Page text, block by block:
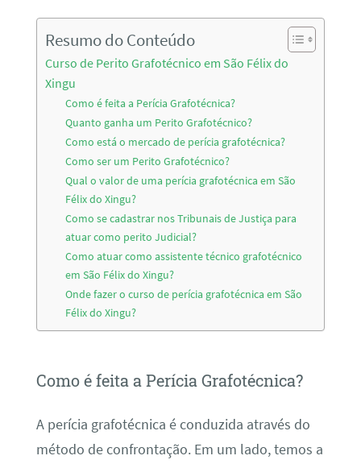
Resumo do Conteúdo
Curso de Perito Grafotécnico em São Félix do
Xingu
Como é feita a Perícia Grafotécnica?
Quanto ganha um Perito Grafotécnico?
Como está o mercado de perícia grafotécnica?
Como ser um Perito Grafotécnico?
Qual o valor de uma perícia grafotécnica em São
Félix do Xingu?
Como se cadastrar nos Tribunais de Justiça para
atuar como perito Judicial?
Como atuar como assistente técnico grafotécnico
em São Félix do Xingu?
Onde fazer o curso de perícia grafotécnica em São
Félix do Xingu?
Como é feita a Perícia Grafotécnica?
A perícia grafotécnica é conduzida através do
método de confrontação. Em um lado, temos a